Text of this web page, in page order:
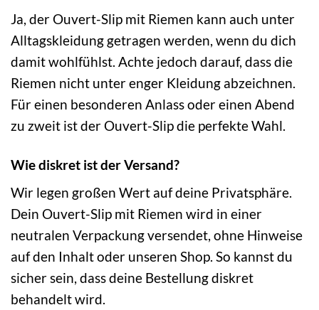
Ja, der Ouvert-Slip mit Riemen kann auch unter
Alltagskleidung getragen werden, wenn du dich
damit wohlfühlst. Achte jedoch darauf, dass die
Riemen nicht unter enger Kleidung abzeichnen.
Für einen besonderen Anlass oder einen Abend
zu zweit ist der Ouvert-Slip die perfekte Wahl.
Wie diskret ist der Versand?
Wir legen großen Wert auf deine Privatsphäre.
Dein Ouvert-Slip mit Riemen wird in einer
neutralen Verpackung versendet, ohne Hinweise
auf den Inhalt oder unseren Shop. So kannst du
sicher sein, dass deine Bestellung diskret
behandelt wird.